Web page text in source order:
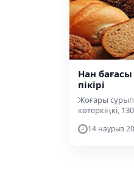
Нан
пікірі
Жоғары
көтеркіңкі,
14 наурыз